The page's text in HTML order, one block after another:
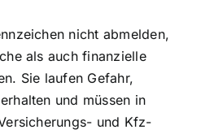
nicht abmelden,
als auch finanzielle
Sie laufen Gefahr,
und müssen in
und Kfz-